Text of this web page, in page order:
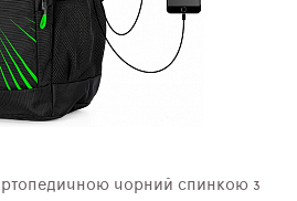
чорний спинкою з